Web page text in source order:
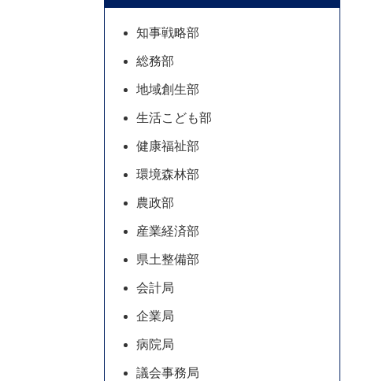
知事戦略部
総務部
地域創生部
生活こども部
健康福祉部
環境森林部
農政部
産業経済部
県土整備部
会計局
企業局
病院局
議会事務局